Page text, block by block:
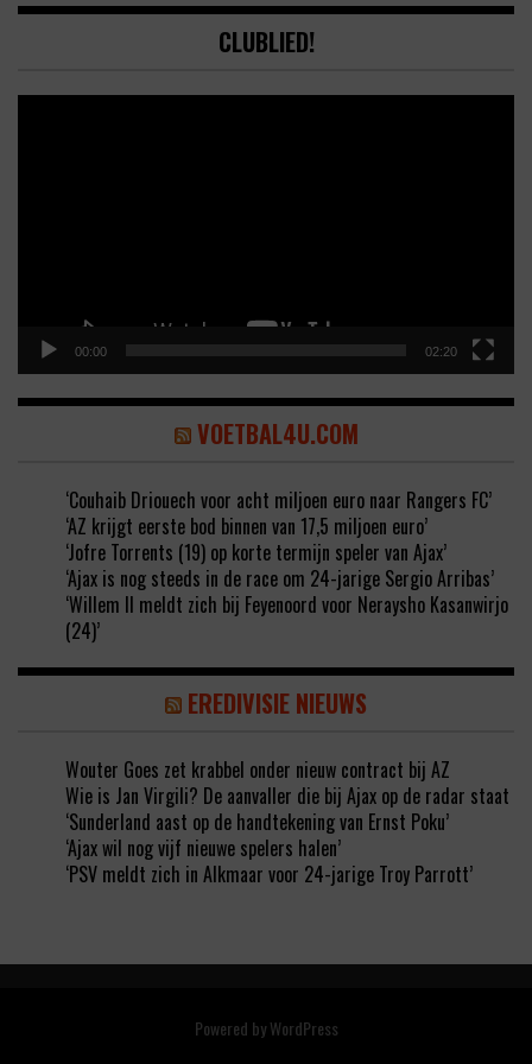
CLUBLIED!
00:00 02:20
VOETBAL4U.COM
‘Couhaib Driouech voor acht miljoen euro naar Rangers FC’
‘AZ krijgt eerste bod binnen van 17,5 miljoen euro’
‘Jofre Torrents (19) op korte termijn speler van Ajax’
‘Ajax is nog steeds in de race om 24-jarige Sergio Arribas’
‘Willem II meldt zich bij Feyenoord voor Neraysho Kasanwirjo
(24)’
EREDIVISIE NIEUWS
Wouter Goes zet krabbel onder nieuw contract bij AZ
Wie is Jan Virgili? De aanvaller die bij Ajax op de radar staat
‘Sunderland aast op de handtekening van Ernst Poku’
‘Ajax wil nog vijf nieuwe spelers halen’
‘PSV meldt zich in Alkmaar voor 24-jarige Troy Parrott’
Powered byWordPress